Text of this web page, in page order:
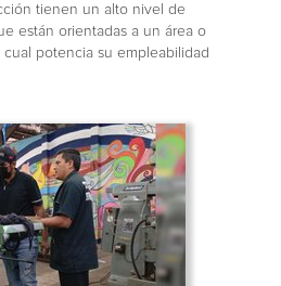
tienen un alto nivel de
están orientadas a un área o
potencia su empleabilidad